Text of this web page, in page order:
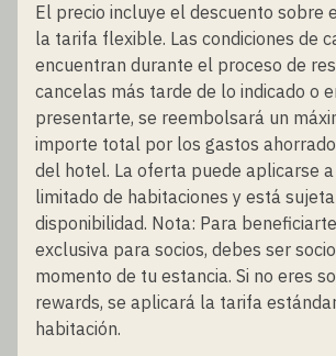
El precio incluye el descuento sobre
la tarifa flexible. Las condiciones de
encuentran durante el proceso de
cancelas más tarde de lo indicado o
presentarte, se reembolsará un
importe total por los gastos
del hotel. La oferta puede aplicarse
limitado de habitaciones y está
disponibilidad. Nota: Para
exclusiva para socios, debes ser
momento de tu estancia. Si no eres
rewards, se aplicará la tarifa
habitación.